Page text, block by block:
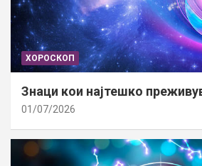
ХОРОСКОП
Знаци кои најтешко
01/07/2026